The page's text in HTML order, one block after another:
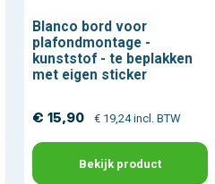
Blanco bord voor
plafondmontage -
kunststof - te beplakken
met eigen sticker
€ 15,90 € 19,24 incl. BTW
Bekijk product